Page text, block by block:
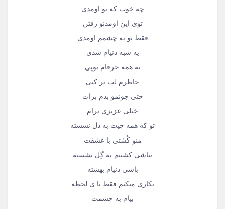
چه خوب که تو اومدی
توی این اومدنو رفتن
فقط تو به چشمم اومدی
یه شبه دنیام شدی
ته همه حرفام تویی
حاظرم لب تر کنی
حتی جونمو بدم برات
خیلی عزیزی برام
تو که همه چیت به دل نشسته
منو کُشتی با عشقت
نباشی کشتیم به گِل نشسته
باشی دنیام بهشته
یکاری میکنم فقط تا ی لحظه
بیام به چشمت